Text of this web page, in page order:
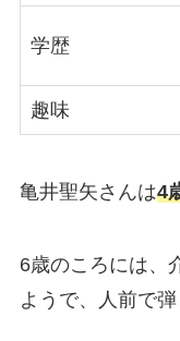
学歴
趣味
亀井聖矢さんは4
6歳のころには、
ようで、人前で